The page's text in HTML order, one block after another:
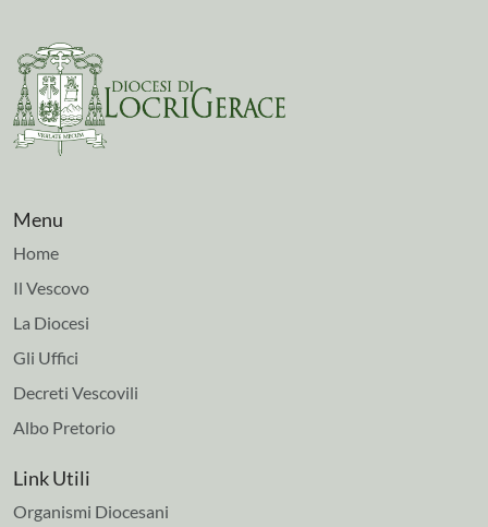
Menu
Home
Il Vescovo
La Diocesi
Gli Uffici
Decreti Vescovili
Albo Pretorio
Link Utili
Organismi Diocesani